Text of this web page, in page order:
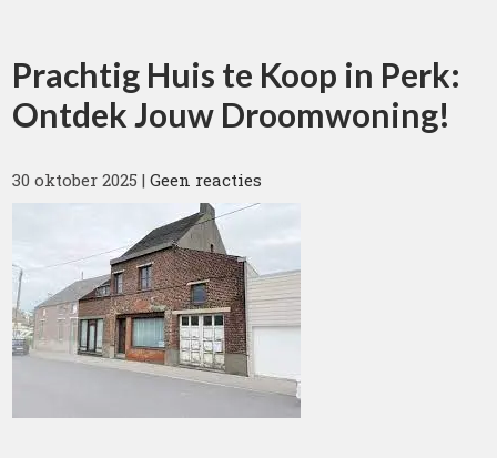
Prachtig Huis te Koop in Perk:
Ontdek Jouw Droomwoning!
30 oktober 2025 |Geen reacties